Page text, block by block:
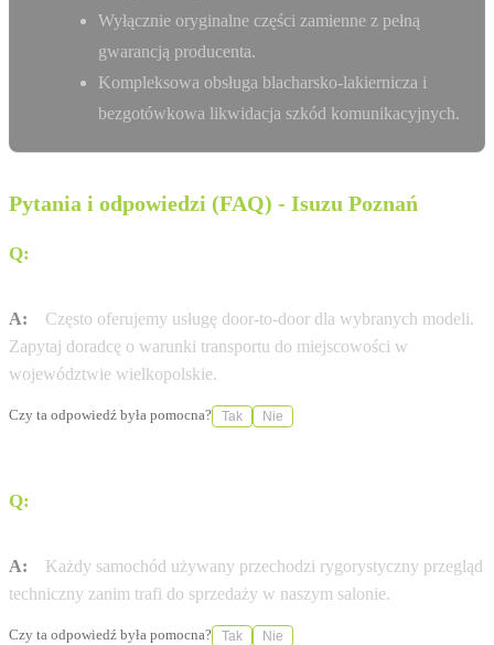
Wyłącznie oryginalne części zamienne z pełną
gwarancją producenta.
Kompleksowa obsługa blacharsko-lakiernicza i
bezgotówkowa likwidacja szkód komunikacyjnych.
Pytania i odpowiedzi (FAQ) - Isuzu Poznań
Q:
A:
Często oferujemy usługę door-to-door dla wybranych modeli.
Zapytaj doradcę o warunki transportu do miejscowości w
województwie wielkopolskie.
Czy ta odpowiedź była pomocna? Tak Nie
Q:
A:
Każdy samochód używany przechodzi rygorystyczny przegląd
techniczny zanim trafi do sprzedaży w naszym salonie.
Czy ta odpowiedź była pomocna? Tak Nie